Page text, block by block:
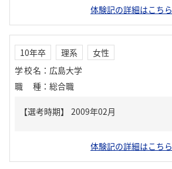
体験記の詳細はこちら
10年卒 理系
女性
学校名 ： 広島大学
職種 ： 総合職
体験記の詳細はこちら